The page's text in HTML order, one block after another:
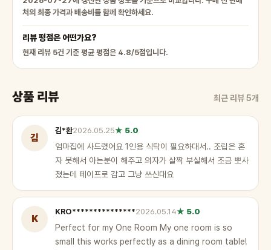
처의 최종 가격과 배송비를 함께 확인하세요.
리뷰 평점은 어떤가요?
현재 리뷰 5건 기준 평균 평점은 4.8/5점입니다.
상품 리뷰 최근 리뷰 5개
김
김*환2026.05.25★ 5.0
엄마집에 사드렸어요 1인용 식탁이 필요하대서.. 조립은 혼
자 못해서 아는분이 해주고 의자가 살짝 부실해서 조금 뽀사
졌는데 테이프로 감고 그냥 쓰신대요
K
KRO***************2026.05.14★ 5.0
Perfect for my One Room My one room is so
small this works perfectly as a dining room table!